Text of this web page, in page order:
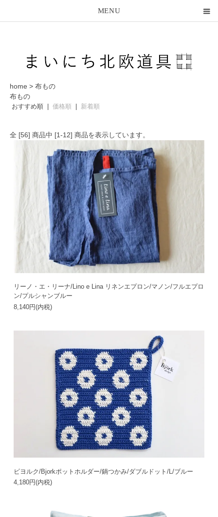
MENU
home > 布もの
布もの
おすすめ順 | 価格順| 新着順
全 [56] 商品中 [1-12] 商品を表示しています。
リーノ・エ・リーナ/Lino e Lina リネンエプロン/マノン/フルエプロ
ン/プルシャンブルー
8,140円(内税)
ビヨルク/Bjorkポットホルダー/鍋つかみ/ダブルドット/L/ブルー
4,180円(内税)